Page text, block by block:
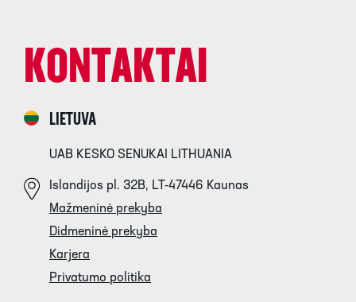
KONTAKTAI
LIETUVA
UAB KESKO SENUKAI LITHUANIA
Islandijos pl. 32B, LT-47446 Kaunas
Mažmeninė prekyba
Didmeninė prekyba
Karjera
Privatumo politika